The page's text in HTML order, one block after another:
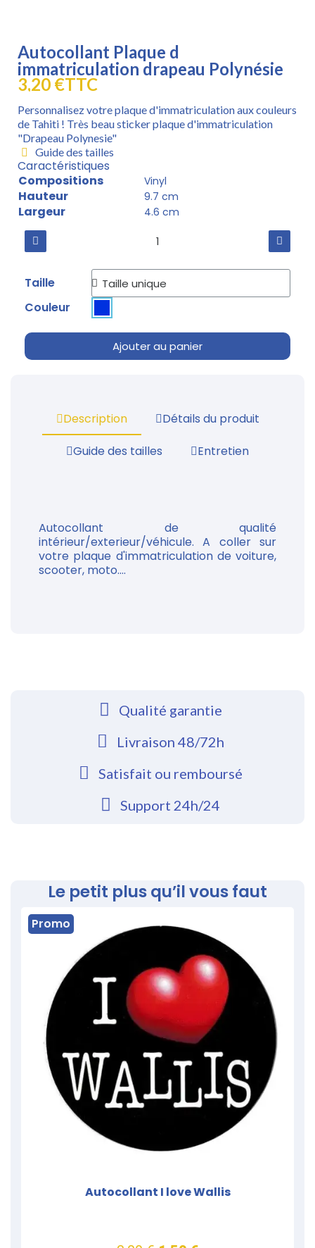
Autocollant Plaque d
immatriculation drapeau Polynésie
3,20 €TTC
Personnalisez votre plaque d'immatriculation aux couleurs
de Tahiti ! Très beau sticker plaque d'immatriculation
"Drapeau Polynesie"
Guide des tailles
Caractéristiques
Compositions
Vinyl
Hauteur 9.7 cm
Largeur 4.6 cm
Taille
Couleur
Ajouter au panier
Description
Détails du produit
Guide des tailles
Entretien
Autocollant de qualité
intérieur/exterieur/véhicule. A coller sur
votre plaque d'immatriculation de voiture,
scooter, moto....
Qualité garantie
Livraison 48/72h
Satisfait ou remboursé
Support 24h/24
Le petit plus qu’il vous faut
Promo
Autocollant I love Wallis